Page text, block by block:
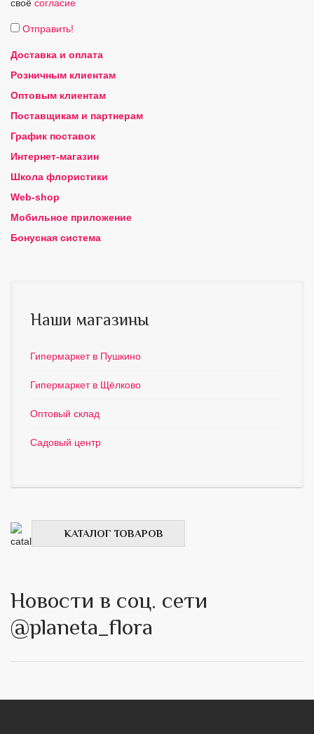
своё согласие
Отправить!
Доставка и оплата
Розничным клиентам
Оптовым клиентам
Поставщикам и партнерам
График поставок
Интернет-магазин
Школа флористики
Web-shop
Мобильное приложение
Бонусная система
Наши магазины
Гипермаркет в Пушкино
Гипермаркет в Щёлково
Оптовый склад
Садовый центр
КАТАЛОГ ТОВАРОВ
Новости в соц. сети
@planeta_flora